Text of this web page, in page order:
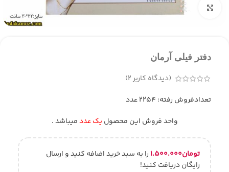
بزرگنمایی تصویر
دفتر فیلی آرمان
(دیدگاه کاربر2
)
تعدادفروش رفته: 2254 عدد
واحد فروش این محصول یک عددمیباشد .
تومان۱.۵۰۰.۰۰۰ را به سبد خرید اضافه کنید و ارسال
رایگان دریافت کنید!